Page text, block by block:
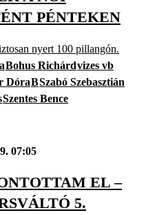
PÉNTEKEN
nyert 100 pillangón.
Bohus Richárdvizes vb
DóraBSzabó Szebasztián
Szentes Bence
07:05
EL –
5.